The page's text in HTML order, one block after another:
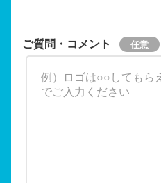
ご質問・コメント